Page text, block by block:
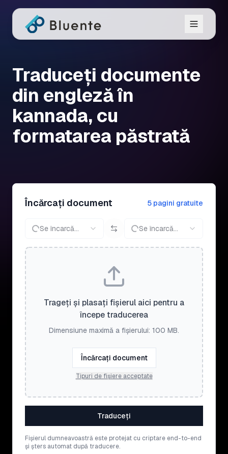
Traduceți documente
din engleză în
kannada, cu
formatarea păstrată
Încărcați document 5 pagini gratuite
Se încarcă... Se încarcă...
Trageți și plasați fișierul aici pentru a
începe traducerea
Dimensiune maximă a fișierului: 100 MB.
Încărcați document
Tipuri de fișiere acceptate
Traduceți
Fișierul dumneavoastră este protejat cu criptare end-to-end
și șters automat după traducere.